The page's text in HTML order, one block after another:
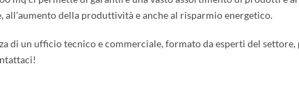
della produttività e anche al risparmio energetico.
di un ufficio tecnico e commerciale, formato da esperti del settore,